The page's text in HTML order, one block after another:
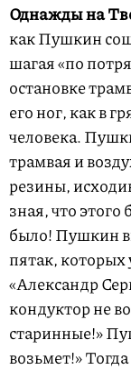
Однажды на
как Пушкин
шагая «по
остановке
его ног, как в
человека.
трамвая и
резины,
зная, что
было! Пушкин
пятак,
«Александр
кондуктор не
старинные!»
возьмет!»